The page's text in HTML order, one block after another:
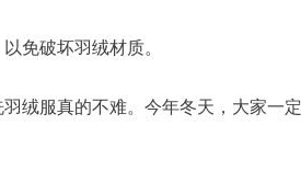
免破坏羽绒材质。
绒服真的不难。今年冬天，大家一